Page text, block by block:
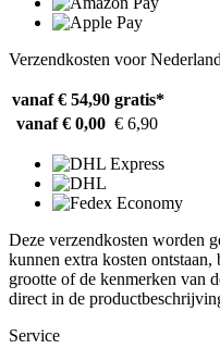
Verzendkosten voor Nederland
vanaf € 54,90 gratis*
vanaf € 0,00 € 6,90
Deze verzendkosten worden
kunnen extra kosten
grootte of de kenmerken van
direct in de
Service